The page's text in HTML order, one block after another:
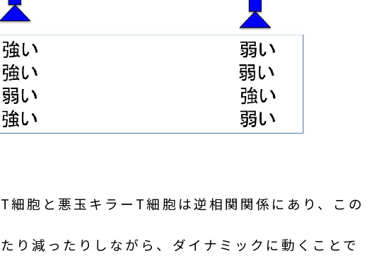
細胞と悪玉キラーT細胞は逆相関関係にあり、この
り減ったりしながら、ダイナミックに動くことで